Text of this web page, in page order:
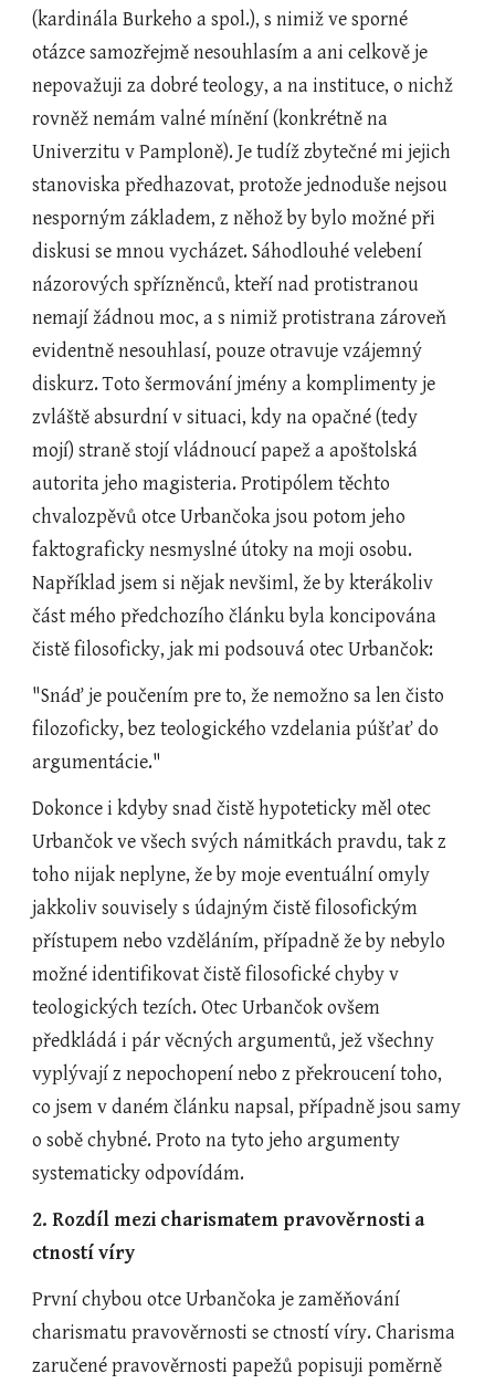
(kardinála Burkeho a spol.), s nimiž ve sporné
otázce samozřejmě nesouhlasím a ani celkově je
nepovažuji za dobré teology, a na instituce, o nichž
rovněž nemám valné mínění (konkrétně na
Univerzitu v Pamploně). Je tudíž zbytečné mi jejich
stanoviska předhazovat, protože jednoduše nejsou
nesporným základem, z něhož by bylo možné při
diskusi se mnou vycházet. Sáhodlouhé velebení
názorových spřízněnců, kteří nad protistranou
nemají žádnou moc, a s nimiž protistrana zároveň
evidentně nesouhlasí, pouze otravuje vzájemný
diskurz. Toto šermování jmény a komplimenty je
zvláště absurdní v situaci, kdy na opačné (tedy
mojí) straně stojí vládnoucí papež a apoštolská
autorita jeho magisteria. Protipólem těchto
chvalozpěvů otce Urbančoka jsou potom jeho
faktograficky nesmyslné útoky na moji osobu.
Například jsem si nějak nevšiml, že by kterákoliv
část mého předchozího článku byla koncipována
čistě filosoficky, jak mi podsouvá otec Urbančok:
"Snáď je poučením pre to, že nemožno sa len čisto
filozoficky, bez teologického vzdelania púšťať do
argumentácie."
Dokonce i kdyby snad čistě hypoteticky měl otec
Urbančok ve všech svých námitkách pravdu, tak z
toho nijak neplyne, že by moje eventuální omyly
jakkoliv souvisely s údajným čistě filosofickým
přístupem nebo vzděláním, případně že by nebylo
možné identifikovat čistě filosofické chyby v
teologických tezích. Otec Urbančok ovšem
předkládá i pár věcných argumentů, jež všechny
vyplývají z nepochopení nebo z překroucení toho,
co jsem v daném článku napsal, případně jsou samy
o sobě chybné. Proto na tyto jeho argumenty
systematicky odpovídám.
2. Rozdíl mezi charismatem pravověrnosti a
ctností víry
První chybou otce Urbančoka je zaměňování
charismatu pravověrnosti se ctností víry. Charisma
zaručené pravověrnosti papežů popisuji poměrně